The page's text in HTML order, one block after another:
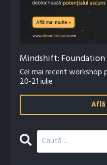
Mindshift: Foundation
Cel mai recent workshop
20-21 iulie